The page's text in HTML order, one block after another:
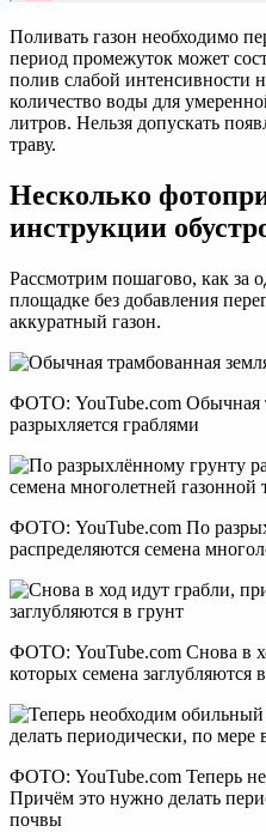
Поливать газон необходимо
период промежуток может
полив слабой интенсивности
количество воды для
литров. Нельзя допускать
траву.
Несколько
инструкции
Рассмотрим пошагово, как за
площадке без добавления
аккуратный газон.
ФОТО: YouTube.com Обычная
разрыхляется граблями
ФОТО: YouTube.com По
распределяются семена
ФОТО: YouTube.com Снова в
которых семена заглубляются
ФОТО: YouTube.com Теперь
Причём это нужно делать
почвы